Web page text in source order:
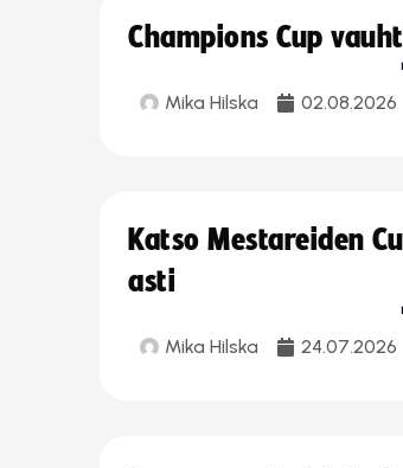
Champions Cup
Mika Hilska 02.08.2026
Katso Mestareiden
asti
Mika Hilska 24.07.2026